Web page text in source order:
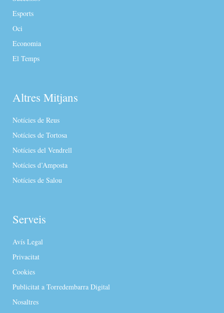
Esports
Oci
Economia
El Temps
Altres Mitjans
Notícies de Reus
Notícies de Tortosa
Notícies del Vendrell
Notícies d’Amposta
Notícies de Salou
Serveis
Avís Legal
Privacitat
Cookies
Publicitat a Torredembarra Digital
Nosaltres